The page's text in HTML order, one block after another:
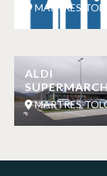
MARTRES-
ALDI
MARTRES-